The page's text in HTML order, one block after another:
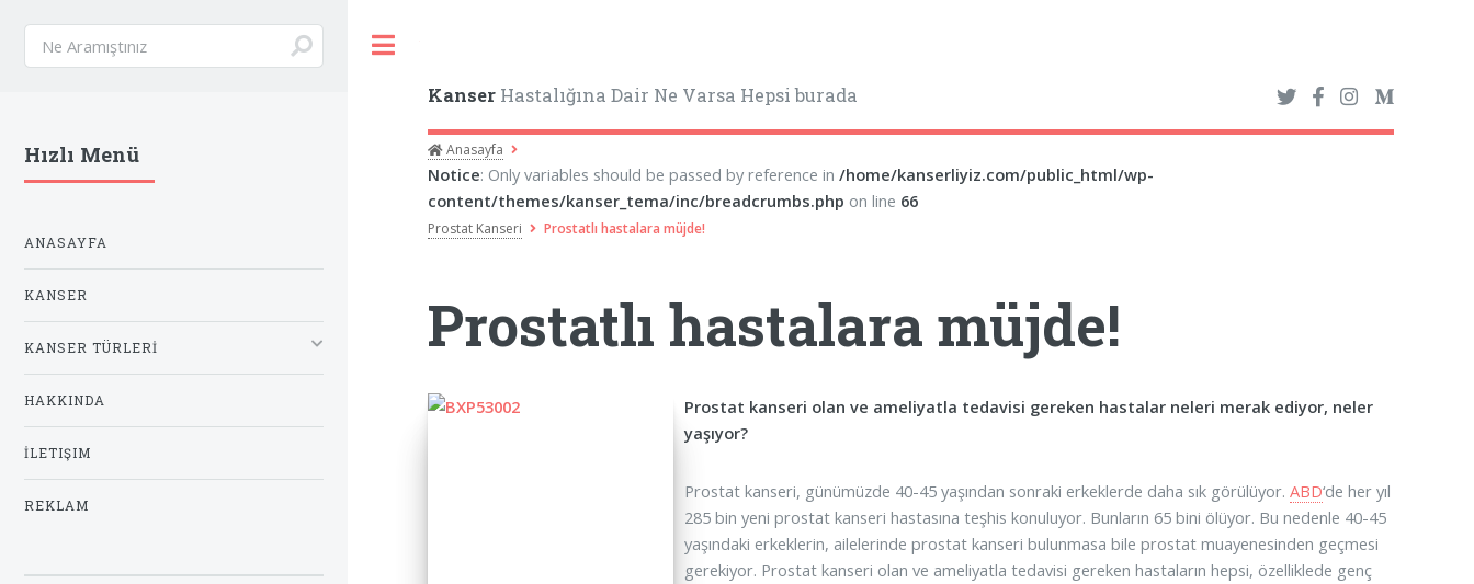
Kanser Hastalığına Dair Ne Varsa Hepsi burada
Anasayfa
Notice: Only variables should be passed by reference in/home/kanserliyiz.com/public_html/wp-
content/themes/kanser_tema/inc/breadcrumbs.php on line 66
Prostat Kanseri Prostatlı hastalara müjde!
Prostatlı hastalara müjde!
Prostat kanseri olan ve ameliyatla tedavisi gereken hastalar neleri merak ediyor, neler
yaşıyor?
Prostat kanseri, günümüzde 40-45 yaşından sonraki erkeklerde daha sık görülüyor.ABD‘de her yıl
285 bin yeni prostat kanseri hastasına teşhis konuluyor. Bunların 65 bini ölüyor. Bu nedenle 40-45
yaşındaki erkeklerin, ailelerinde prostat kanseri bulunmasa bile prostat muayenesinden geçmesi
gerekiyor. Prostat kanseri olan ve ameliyatla tedavisi gereken hastaların hepsi, özelliklede genç
Hızlı Menü
ANASAYFA
KANSER
KANSER TÜRLERİ
HAKKINDA
İLETIŞIM
REKLAM